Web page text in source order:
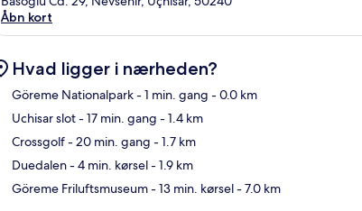
Åbn kort
Hvad ligger i nærheden?
Göreme Nationalpark- 1 min. gang - 0.0 km
Uchisar slot- 17 min. gang - 1.4 km
Crossgolf- 20 min. gang - 1.7 km
Duedalen- 4 min. kørsel- 1.9 km
Göreme Friluftsmuseum- 13 min. kørsel- 7.0 km